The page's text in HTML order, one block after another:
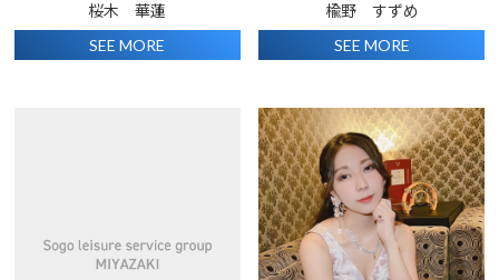
桜木 華蓮
SEE MORE
楡野 すずめ
SEE MORE